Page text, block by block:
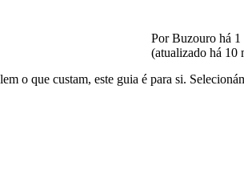
Por Buzouro há 1
(atualizado há 10
o que custam, este guia é para si.